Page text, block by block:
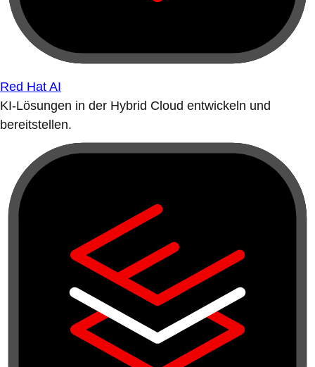
Red Hat AI
KI-Lösungen in der Hybrid Cloud entwickeln und
bereitstellen.